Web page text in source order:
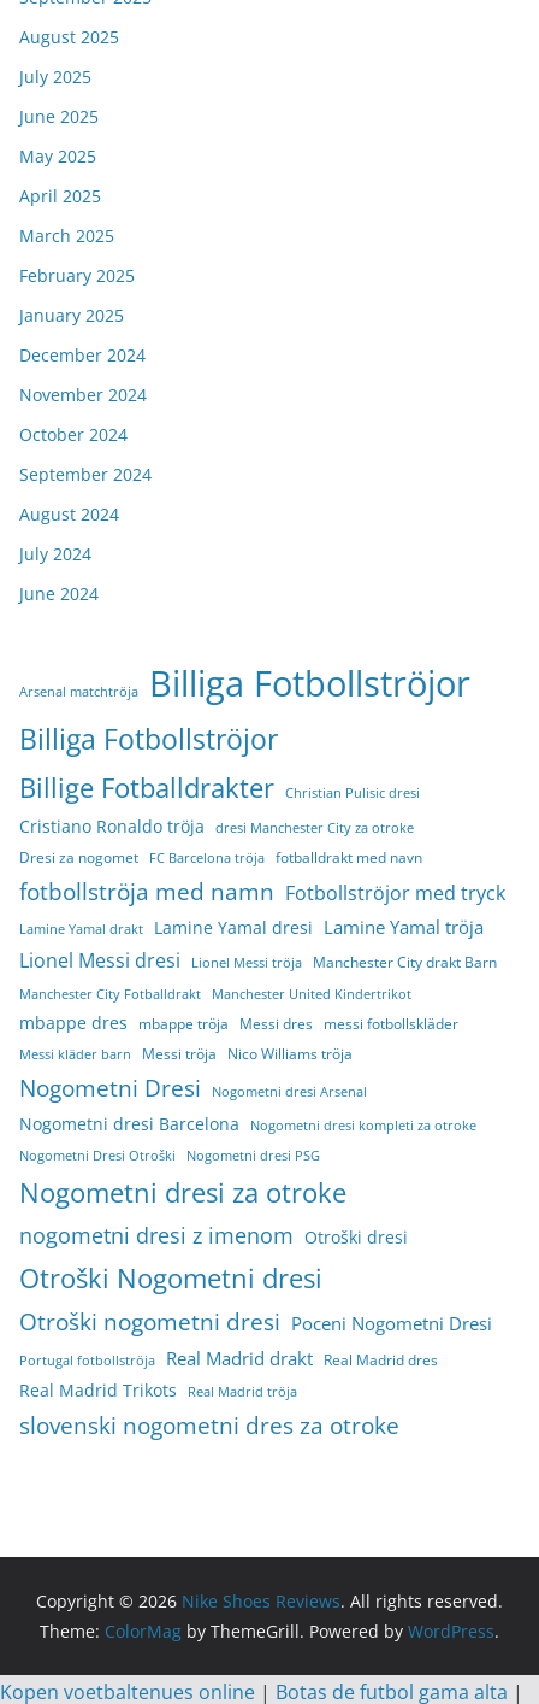
August 2025
July 2025
June 2025
May 2025
April 2025
March 2025
February 2025
January 2025
December 2024
November 2024
October 2024
September 2024
August 2024
July 2024
June 2024
Arsenal matchtröja Billiga Fotbollströjor
Billiga Fotbollströjor
Billige Fotballdrakter Christian Pulisic dresi
Cristiano Ronaldo tröja dresi Manchester City za otroke
Dresi za nogomet FC Barcelona tröja fotballdrakt med navn
fotbollströja med namn Fotbollströjor med tryck
Lamine Yamal drakt Lamine Yamal dresi Lamine Yamal tröja
Lionel Messi dresi Lionel Messi tröja Manchester City drakt Barn
Manchester City Fotballdrakt Manchester United Kindertrikot
mbappe dres mbappe tröja Messi dres messi fotbollskläder
Messi kläder barn Messi tröja Nico Williams tröja
Nogometni Dresi Nogometni dresi Arsenal
Nogometni dresi Barcelona
Nogometni dresi kompleti za otroke
Nogometni Dresi Otroški
Nogometni dresi PSG
Nogometni dresi za otroke
nogometni dresi z imenom Otroški dresi
Otroški Nogometni dresi
Otroški nogometni dresi Poceni Nogometni Dresi
Portugal fotbollströja Real Madrid drakt Real Madrid dres
Real Madrid Trikots Real Madrid tröja
slovenski nogometni dres za otroke
Copyright © 2026 Nike Shoes Reviews. All rights reserved.
Theme: ColorMag by ThemeGrill. Powered by WordPress.
Kopen voetbaltenues online | Botas de futbol gama alta |